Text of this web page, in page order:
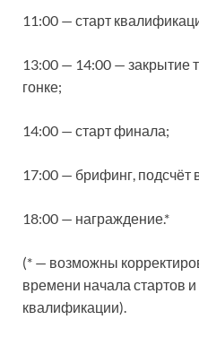
11:00 — старт
13:00 — 14:00 — закрытие
гонке;
14:00 — старт финала;
17:00 — брифинг, подсчёт
18:00 — награждение.*
(* — возможны
времени начала стартов и
квалификации).